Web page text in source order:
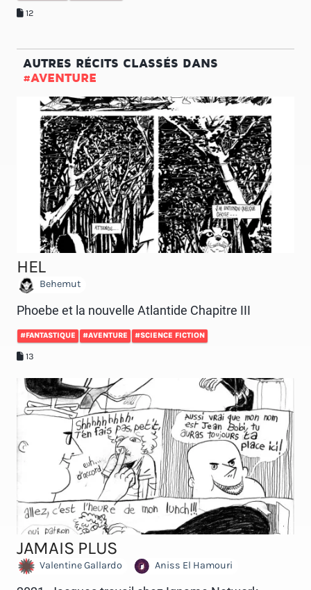
12
AUTRES RÉCITS CLASSÉS DANS
#AVENTURE
HEL
Behemut
Phoebe et la nouvelle Atlantide Chapitre III
#FANTASTIQUE #AVENTURE #SCIENCE FICTION
13
JAMAIS PLUS
Valentine Gallardo Aniss El Hamouri